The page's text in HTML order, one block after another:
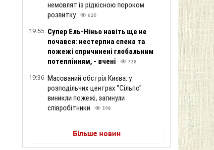
немовлят із рідкісною пороком
розвитку
610
19:55 Супер Ель-Ніньо навіть ще не
почався: нестерпна спека та
пожежі спричинені глобальним
потеплінням, - вчені
728
19:36 Масований обстріл Києва: у
розподільчих центрах "Сільпо"
виникли пожежі, загинули
співробітники
398
Більше новин